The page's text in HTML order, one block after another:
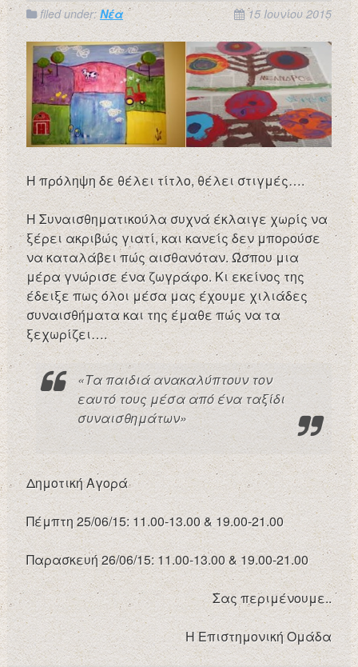
15 Ιουνίου 2015
filed under: Νέα
Η πρόληψη δε θέλει τίτλο, θέλει στιγμές….
Η Συναισθηματικούλα συχνά έκλαιγε χωρίς να
ξέρει ακριβώς γιατί, και κανείς δεν μπορούσε
να καταλάβει πώς αισθανόταν. Ώσπου μια
μέρα γνώρισε ένα ζωγράφο. Κι εκείνος της
έδειξε πως όλοι μέσα μας έχουμε χιλιάδες
συναισθήματα και της έμαθε πώς να τα
ξεχωρίζει….
«Τα παιδιά ανακαλύπτουν τον
εαυτό τους μέσα από ένα ταξίδι
συναισθημάτων»
Δημοτική Αγορά
Πέμπτη 25/06/15: 11.00-13.00 & 19.00-21.00
Παρασκευή 26/06/15: 11.00-13.00 & 19.00-21.00
Σας περιμένουμε..
Η Επιστημονική Ομάδα